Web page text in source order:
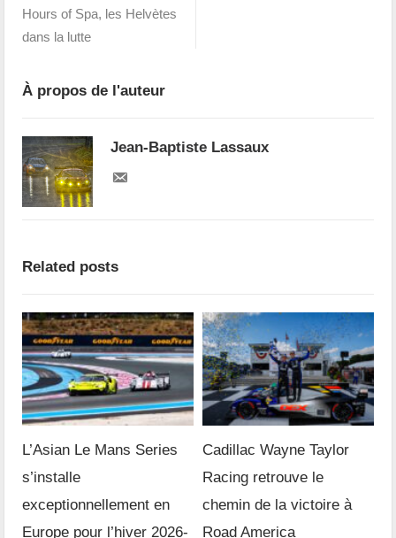
Hours of Spa, les Helvètes
dans la lutte
À propos de l'auteur
Jean-Baptiste Lassaux
Related posts
L’Asian Le Mans Series
s’installe
exceptionnellement en
Europe pour l’hiver 2026-
Cadillac Wayne Taylor
Racing retrouve le
chemin de la victoire à
Road America